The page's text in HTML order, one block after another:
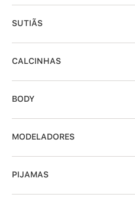
SUTIÃS
CALCINHAS
BODY
MODELADORES
PIJAMAS